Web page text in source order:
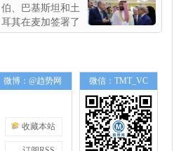
伯、巴基斯坦和土
耳其在麦加签署了
联合防御协议。该
结一致，他们对地
区战火的爆发感到
向海湾石油出口国
微博：@趋势网
收藏本站
微信：TMT_VC